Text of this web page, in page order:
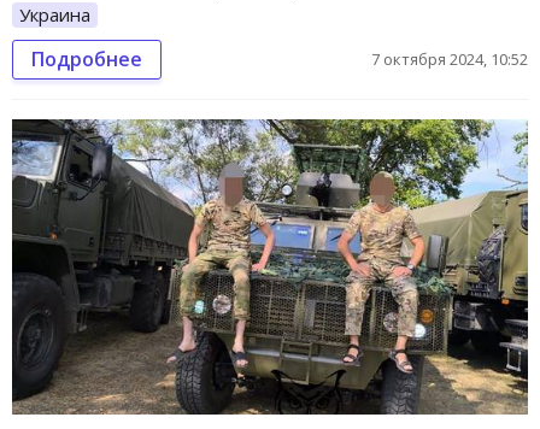
Украина
Подробнее 7 октября 2024, 10:52